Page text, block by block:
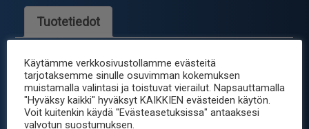
Tuotetiedot
Hongfa piirikorttirele – HF115F-
A/230-1ZS3AF
Tekniset tiedot:
Käytämme verkkosivustollamme evästeitä
tarjotaksemme sinulle osuvimman kokemuksen
muistamalla valintasi ja toistuvat vierailut. Napsauttamalla
"Hyväksy kaikki" hyväksyt KAIKKIEN evästeiden käytön.
Voit kuitenkin käydä "Evästeasetuksissa" antaaksesi
valvotun suostumuksen.